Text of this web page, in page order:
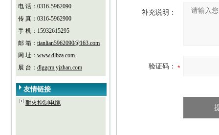
电 话：0316-5962090
传 真：0316-5962900
手 机：15932615295
邮 箱： tianlian5962090@163.com
网 址： www.dlbza.com
展 台： dlggcm.yjzhan.com
友情链接
耐火控制电缆
补充说明：
验证码：